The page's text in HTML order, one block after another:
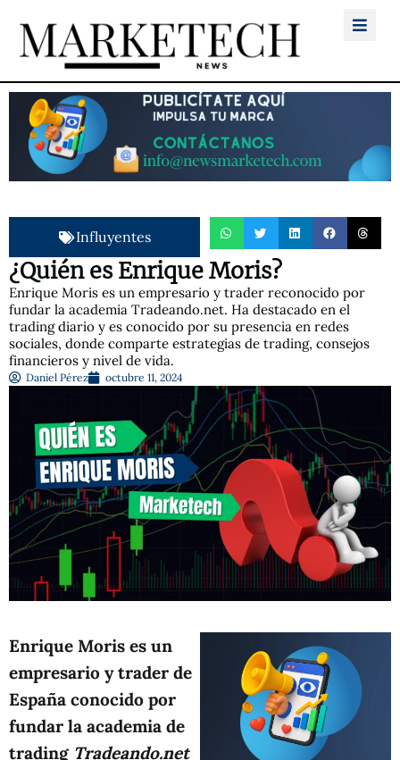
Influyentes
¿Quién es Enrique Moris?
Enrique Moris es un empresario y trader reconocido por
fundar la academia Tradeando.net. Ha destacado en el
trading diario y es conocido por su presencia en redes
sociales, donde comparte estrategias de trading, consejos
financieros y nivel de vida.
Daniel Pérez octubre 11, 2024
Enrique Moris es un
empresario y trader de
España conocido por
fundar la academia de
trading Tradeando.net